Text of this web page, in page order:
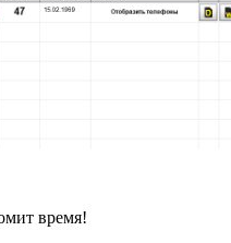
время!